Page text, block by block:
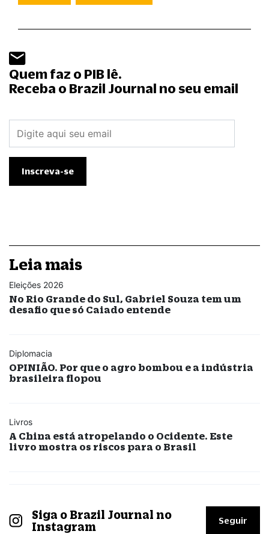
Quem faz o PIB lê.
Receba o Brazil Journal no seu email
Leia mais
Eleições 2026
No Rio Grande do Sul, Gabriel Souza tem um
desafio que só Caiado entende
Diplomacia
OPINIÃO. Por que o agro bombou e a indústria
brasileira flopou
Livros
A China está atropelando o Ocidente. Este
livro mostra os riscos para o Brasil
Siga o Brazil Journal no
Instagram
Seguir